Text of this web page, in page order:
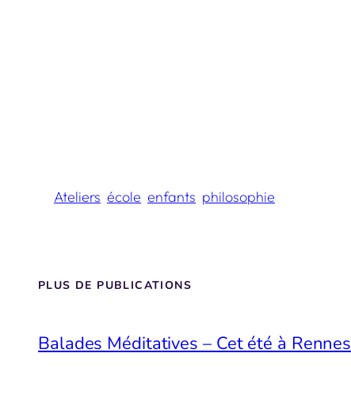
Ateliers école enfants philosophie
PLUS DE PUBLICATIONS
Balades Méditatives – Cet été à